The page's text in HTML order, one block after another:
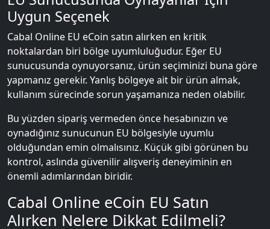
Uygun Seçenek
Cabal Online EU eCoin satın alırken en kritik
noktalardan biri bölge uyumluluğudur. Eğer EU
sunucusunda oynuyorsanız, ürün seçiminizi buna göre
yapmanız gerekir. Yanlış bölgeye ait bir ürün almak,
kullanım sürecinde sorun yaşamanıza neden olabilir.
Bu yüzden sipariş vermeden önce hesabınızın ve
oynadığınız sunucunun EU bölgesiyle uyumlu
olduğundan emin olmalısınız. Küçük gibi görünen bu
kontrol, aslında güvenilir alışveriş deneyiminin en
önemli adımlarından biridir.
Cabal Online eCoin EU Satın
Alırken Nelere Dikkat Edilmeli?